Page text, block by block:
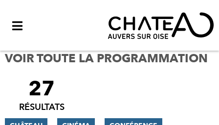
VOIR TOUTE LA PROGRAMMATION
FILTRER
RÉSULTATS
27
RÉSULTATS